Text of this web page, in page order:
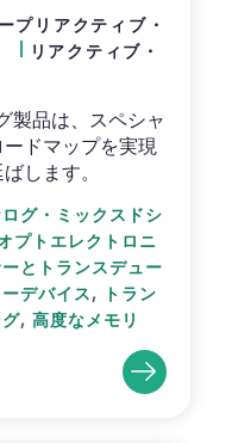
プリアクティブ・
リアクティブ・
製品は、スペシャ
ドマップを実現
します。
グ・ミックスドシ
プトエレクトロニ
とトランスデュー
デバイス,
トラン
, 高度なメモリ